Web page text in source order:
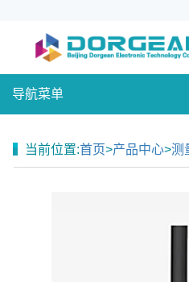
导航菜单
当前位置:首页>产品中心>测